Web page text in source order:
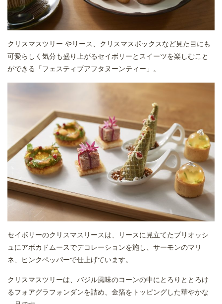
クリスマスツリー やリース、クリスマスボックスなど見た目にも
可愛らしく気分も盛り上がるセイボリーとスイーツを楽しむこと
ができる「フェスティブアフタヌーンティー」。
セイボリーのクリスマスリースは、リースに見立てたブリオッシ
ュにアボカドムースでデコレーションを施し、サーモンのマリ
ネ、ピンクペッパーで仕上げています。
クリスマスツリーは、バジル風味のコーンの中にとろりととろけ
るフォアグラフォンダンを詰め、金箔をトッピングした華やかな